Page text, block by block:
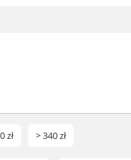
zł > 340 zł